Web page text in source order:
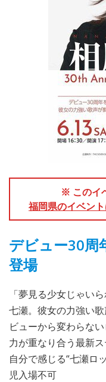
※ このイ
福岡県のイベン
デビュー30周
登場
「夢見る少女じゃい
七瀬。彼女の力強い
ビューから変わらな
力が重なり合う最新
自分で感じる“七瀬
児入場不可